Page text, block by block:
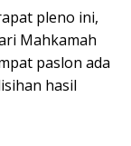
pleno ini,
Mahkamah
paslon ada
hasil